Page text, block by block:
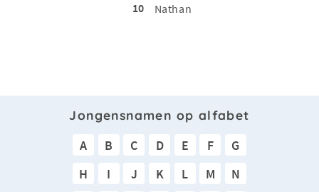
10
Nathan
Jongensnamen op alfabet
A B C D E F
G
H
I J K L M
N